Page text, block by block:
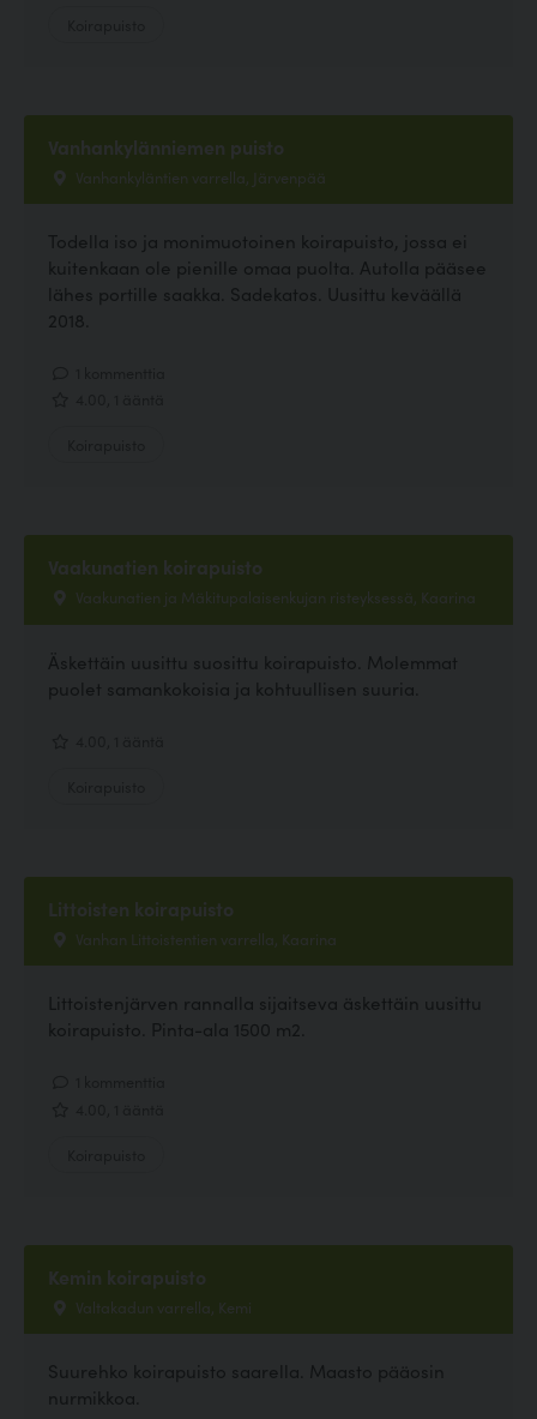
Vanhankylänniemen puisto
Vanhankyläntien varrella, Järvenpää
Todella iso ja monimuotoinen koirapuisto, jossa ei
kuitenkaan ole pienille omaa puolta. Autolla pääsee
lähes portille saakka. Sadekatos. Uusittu keväällä
2018.
Vaakunatien koirapuisto
Vaakunatien ja Mäkitupalaisenkujan risteyksessä, Kaarina
Äskettäin uusittu suosittu koirapuisto. Molemmat
puolet samankokoisia ja kohtuullisen suuria.
Littoisten koirapuisto
Vanhan Littoistentien varrella, Kaarina
Littoistenjärven rannalla sijaitseva äskettäin uusittu
koirapuisto. Pinta-ala 1500 m2.
Kemin koirapuisto
Valtakadun varrella, Kemi
Suurehko koirapuisto saarella. Maasto pääosin
nurmikkoa.